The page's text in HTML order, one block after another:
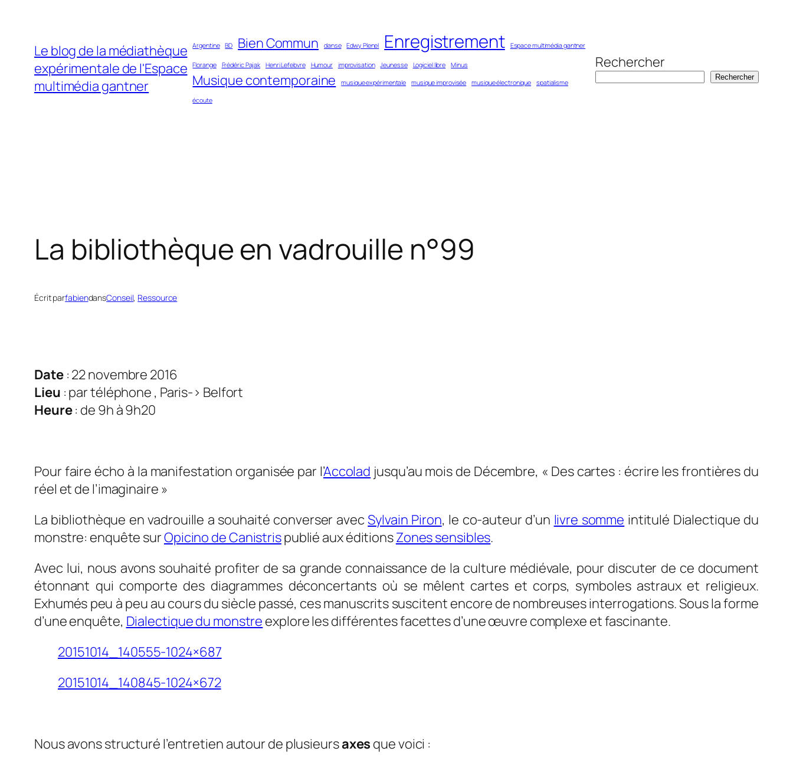
contenuLe blog de la médiathèque
expérimentale de l'Espace
multimédia gantner
Argentine BD Bien Commun danse Edwy Plenel Enregistrement Espace multimédia gantner
Florange Frédéric Pajak Henri Lefebvre Humour improvisation Jeunesse Logiciel libre Minus
Musique contemporaine musique expérimentale musique improvisée musique électronique spatialisme
écoute
Rechercher
Rechercher
La bibliothèque en vadrouille n°99
Écrit parfabiendansConseil, Ressource
Date: 22 novembre 2016
Lieu : par téléphone , Paris-> Belfort
Heure: de 9h à 9h20
Pour faire écho à la manifestation organisée par l’Accolad jusqu’au mois de Décembre, « Des cartes : écrire les frontières du
réel et de l’imaginaire »
La bibliothèque en vadrouille a souhaité converser avecSylvain Piron, le co-auteur d’un livre somme intitulé Dialectique du
monstre: enquête surOpicino de Canistrispublié aux éditionsZones sensibles.
Avec lui, nous avons souhaité profiter de sa grande connaissance de la culture médiévale, pour discuter de ce document
étonnant qui comporte des diagrammes déconcertants où se mêlent cartes et corps, symboles astraux et religieux.
Exhumés peu à peu au cours du siècle passé, ces manuscrits suscitent encore de nombreuses interrogations. Sous la forme
d’une enquête, Dialectique du monstre explore les différentes facettes d’une œuvre complexe et fascinante.
20151014_140555-1024×687
20151014_140845-1024×672
Nous avons structuré l’entretien autour de plusieursaxes que voici :